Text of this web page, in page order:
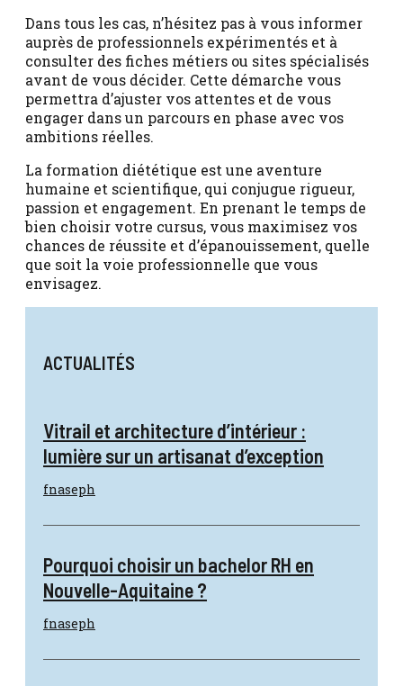
Dans tous les cas, n’hésitez pas à vous informer
auprès de professionnels expérimentés et à
consulter des fiches métiers ou sites spécialisés
avant de vous décider. Cette démarche vous
permettra d’ajuster vos attentes et de vous
engager dans un parcours en phase avec vos
ambitions réelles.
La formation diététique est une aventure
humaine et scientifique, qui conjugue rigueur,
passion et engagement. En prenant le temps de
bien choisir votre cursus, vous maximisez vos
chances de réussite et d’épanouissement, quelle
que soit la voie professionnelle que vous
envisagez.
ACTUALITÉS
Vitrail et architecture d’intérieur :
lumière sur un artisanat d’exception
fnaseph
Pourquoi choisir un bachelor RH en
Nouvelle-Aquitaine ?
fnaseph